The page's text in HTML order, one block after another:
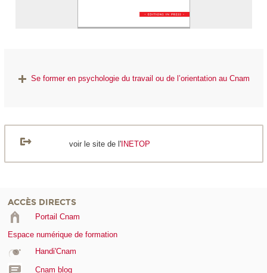
Se former en psychologie du travail ou de l’orientation au Cnam
voir le site de l' INETOP
ACCÈS DIRECTS
Portail Cnam
Espace numérique de formation
Handi'Cnam
Cnam blog